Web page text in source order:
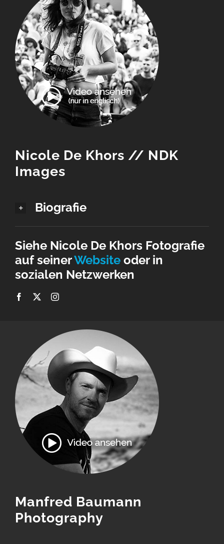
Nicole De Khors // NDK
Images
Biografie
Siehe Nicole De Khors Fotografie
auf seinerWebsite oder in
sozialen Netzwerken
Manfred Baumann
Photography